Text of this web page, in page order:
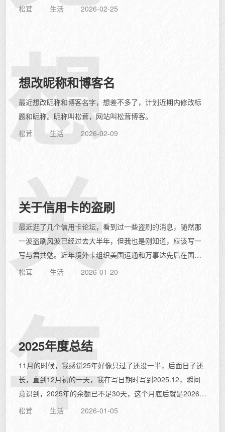
足，像极了电影里的江湖大哥。他推着购物车...
松茸 生活 2026-02-25
想
想改昵称和博客名
最近想改昵称和博客名字，想差不多了，计划近期内修改标
题和昵称。昵称叫松茸，网站叫松茸博客。
松茸
生活 2026-02-09
关
关于信用卡的盗刷
最近逛了几个信用卡论坛，看到过一些盗刷的消息，随然那
一波盗刷风波已经过去大半年，但我也是刚知道，应该写一
写与君共勉。近年境外卡组织美国运通和万事达先后在国内
取得经营牌照进入国内，国内已发行的运通...
松茸 生活 2026-01-20
年
2025年度总结
11月的时候，我感觉25年好像只过了还没一半，后面日子还
长，直到12月初的一天，我在写日期时写到2025.12，瞬间
意识到，2025年的余额已不足30天，这个月底后就是2026年
了。我的内心似乎...
松茸 生活 2026-01-05